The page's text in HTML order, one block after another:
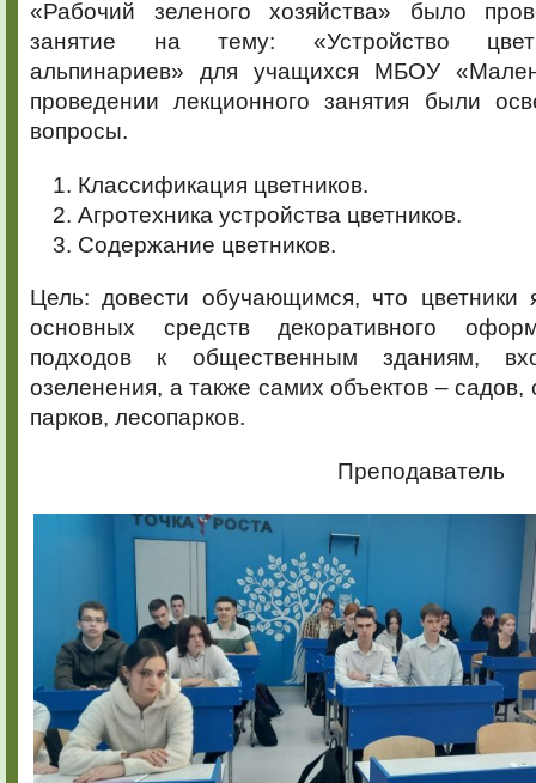
«Рабочий зеленого хозяйства» было
занятие на тему: «Устройство
альпинариев» для учащихся МБОУ
проведении лекционного занятия были
вопросы.
Классификация цветников.
Агротехника устройства цветников.
Содержание цветников.
Цель: довести обучающимся, что цветники
основных средств декоративного
подходов к общественным зданиям,
озеленения, а также самих объектов – садов,
парков, лесопарков.